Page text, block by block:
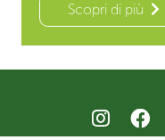
Scopri di più